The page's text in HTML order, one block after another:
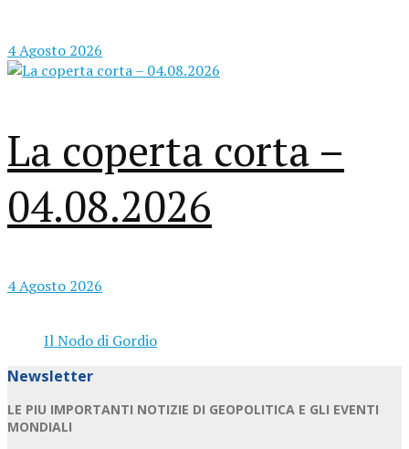
4 Agosto 2026
La coperta corta –
04.08.2026
4 Agosto 2026
Il Nodo di Gordio
Newsletter
LE PIU IMPORTANTI NOTIZIE DI GEOPOLITICA E GLI EVENTI
MONDIALI